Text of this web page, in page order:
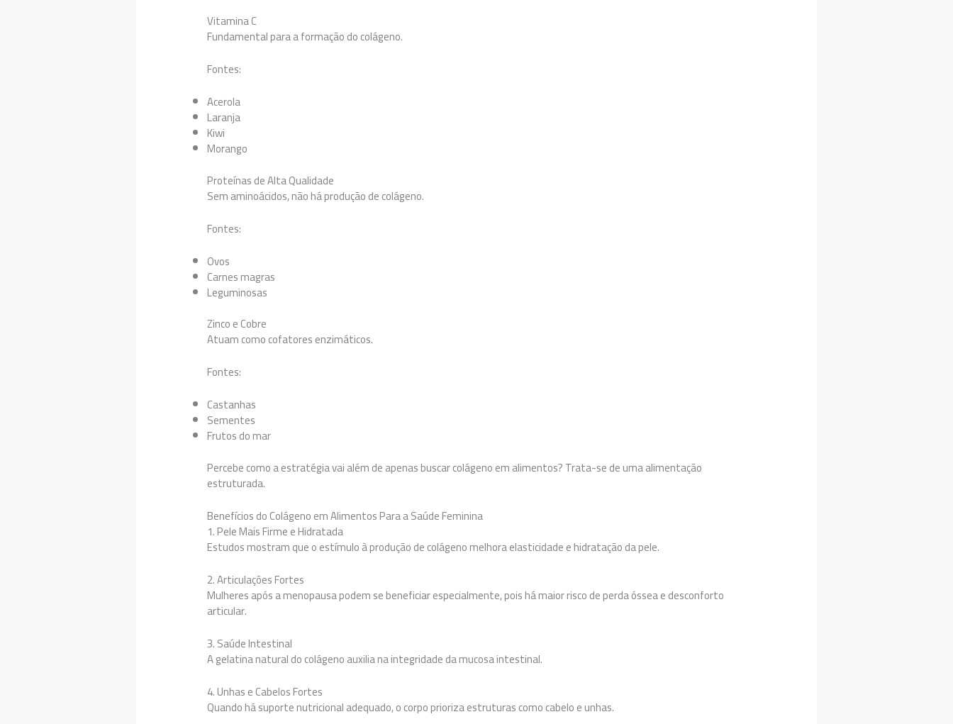
Vitamina C
Fundamental para a formação do colágeno.
Fontes:
Acerola
Laranja
Kiwi
Morango
Proteínas de Alta Qualidade
Sem aminoácidos, não há produção de colágeno.
Fontes:
Ovos
Carnes magras
Leguminosas
Zinco e Cobre
Atuam como cofatores enzimáticos.
Fontes:
Castanhas
Sementes
Frutos do mar
Percebe como a estratégia vai além de apenas buscar colágeno em alimentos? Trata-se de uma alimentação
estruturada.
Benefícios do Colágeno em Alimentos Para a Saúde Feminina
1. Pele Mais Firme e Hidratada
Estudos mostram que o estímulo à produção de colágeno melhora elasticidade e hidratação da pele.
2. Articulações Fortes
Mulheres após a menopausa podem se beneficiar especialmente, pois há maior risco de perda óssea e desconforto
articular.
3. Saúde Intestinal
A gelatina natural do colágeno auxilia na integridade da mucosa intestinal.
4. Unhas e Cabelos Fortes
Quando há suporte nutricional adequado, o corpo prioriza estruturas como cabelo e unhas.